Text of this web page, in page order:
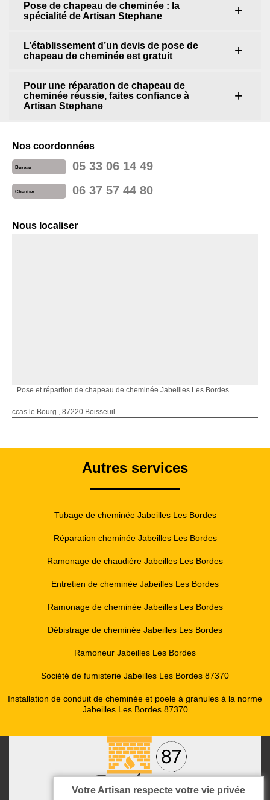
Pose de chapeau de cheminée : la
spécialité de Artisan Stephane
L’établissement d’un devis de pose de
chapeau de cheminée est gratuit
Pour une réparation de chapeau de
cheminée réussie, faites confiance à
Artisan Stephane
Nos coordonnées
Bureau 05 33 06 14 49
Chantier 06 37 57 44 80
Nous localiser
Pose et répartion de chapeau de cheminée Jabeilles Les Bordes
ccas le Bourg , 87220 Boisseuil
Autres services
Tubage de cheminée Jabeilles Les Bordes
Réparation cheminée Jabeilles Les Bordes
Ramonage de chaudière Jabeilles Les Bordes
Entretien de cheminée Jabeilles Les Bordes
Ramonage de cheminée Jabeilles Les Bordes
Débistrage de cheminée Jabeilles Les Bordes
Ramoneur Jabeilles Les Bordes
Société de fumisterie Jabeilles Les Bordes 87370
Installation de conduit de cheminée et poele à granules à la norme
Jabeilles Les Bordes 87370
Votre Artisan respecte votre vie privée